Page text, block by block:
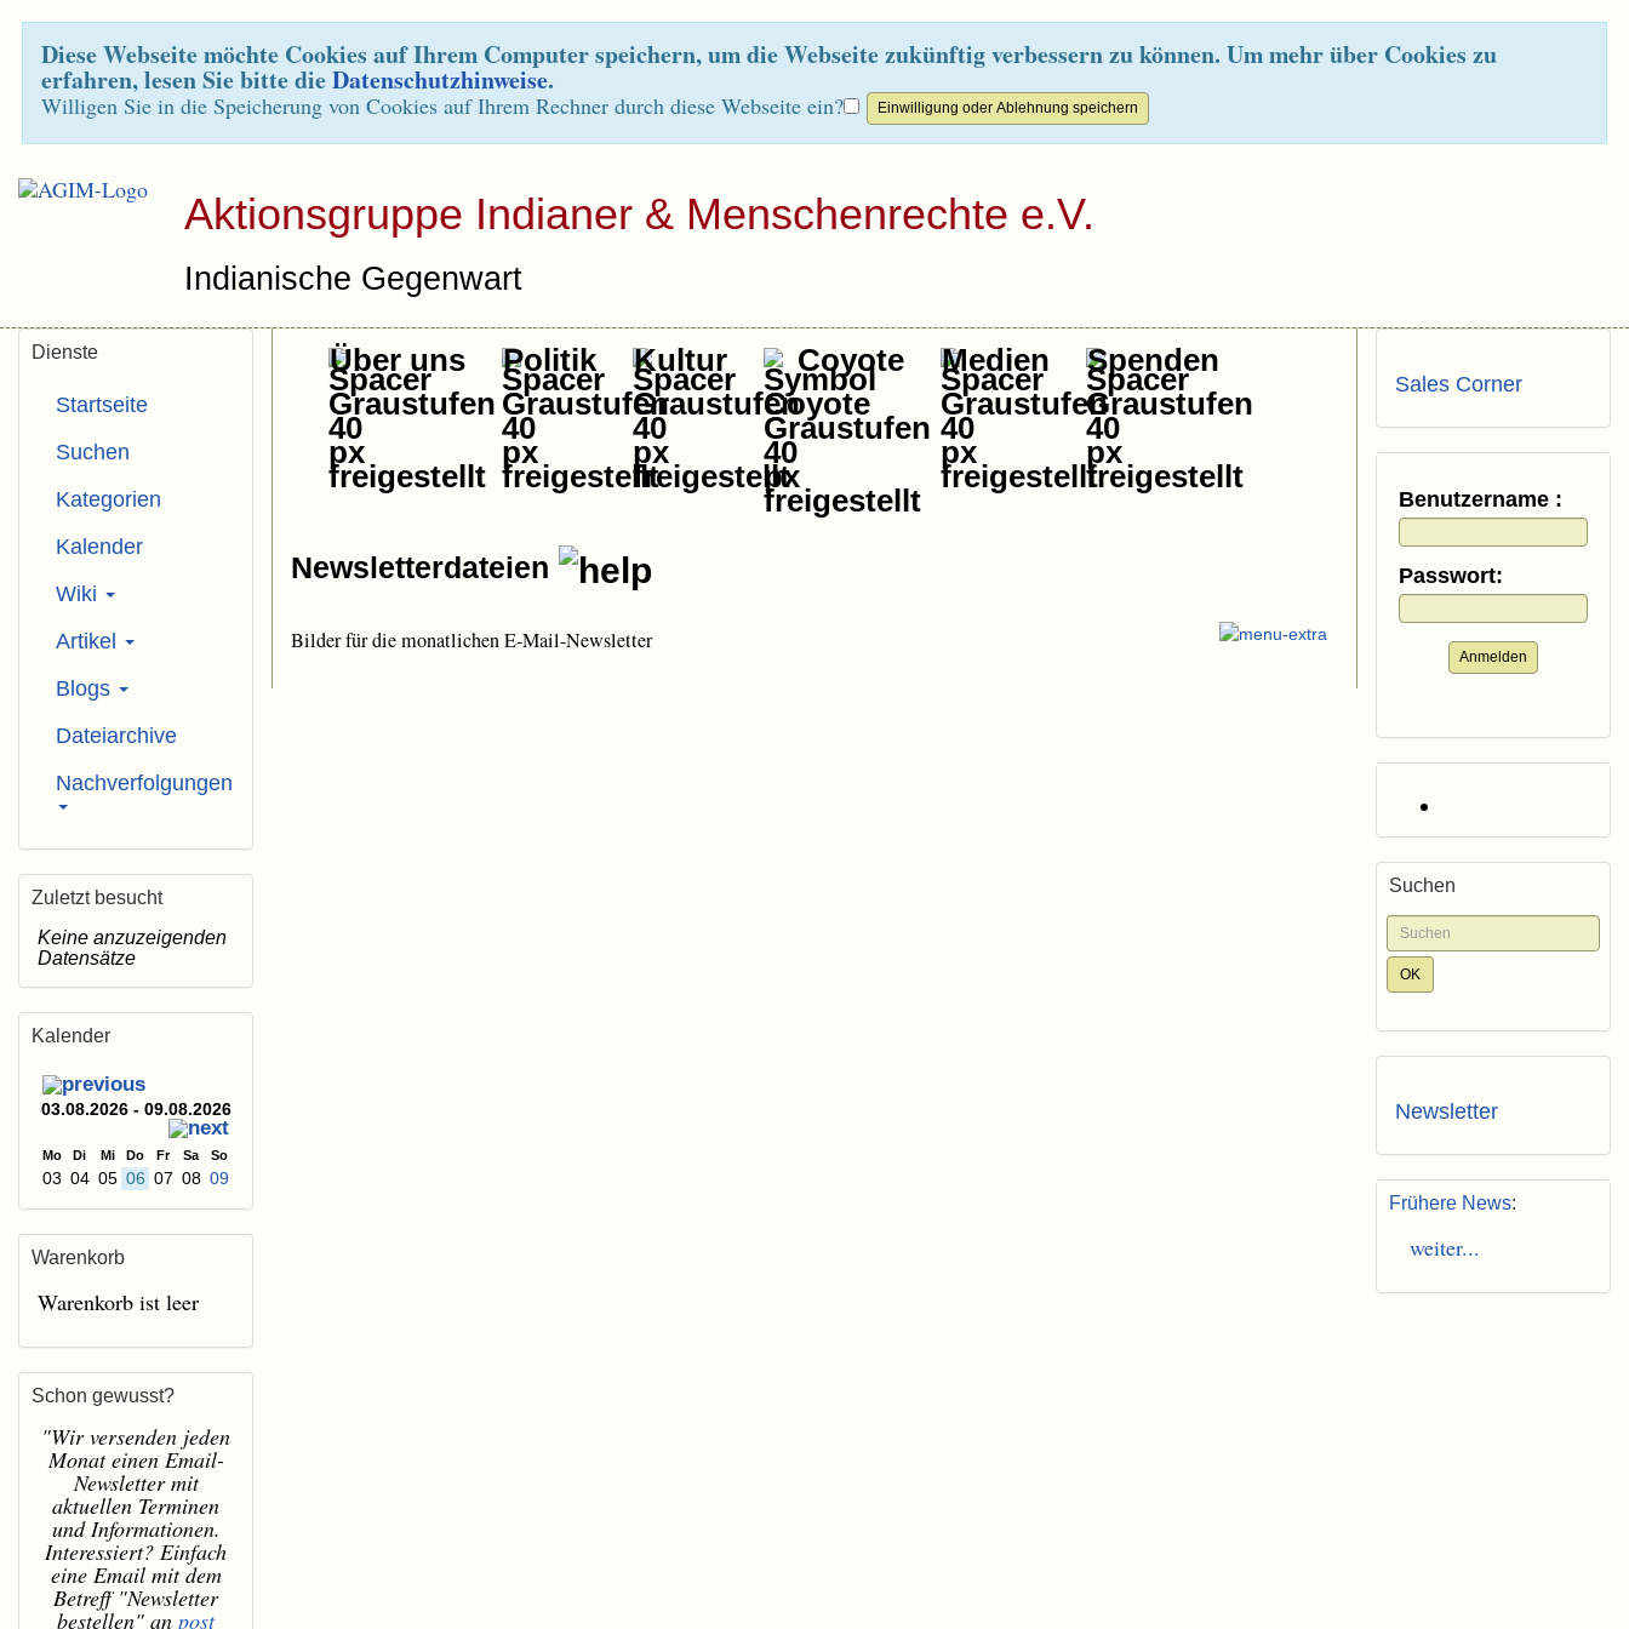
Diese Webseite möchte Cookies auf Ihrem Computer speichern, um die Webseite zukünftig verbessern zu können. Um mehr über Cookies zu
erfahren, lesen Sie bitte dieDatenschutzhinweise.
Willigen Sie in die Speicherung von Cookies auf Ihrem Rechner durch diese Webseite ein?
Aktionsgruppe Indianer & Menschenrechte e.V.
Indianische Gegenwart
Über uns Politik Kultur Coyote Medien Spenden
Newsletterdateien
Bilder für die monatlichen E-Mail-Newsletter
Dienste
Startseite
Suchen
Kategorien
Kalender
Wiki
Artikel
Blogs
Dateiarchive
Nachverfolgungen
Zuletzt besucht
Keine anzuzeigenden
Datensätze
Kalender
03.08.2026 - 09.08.2026
Mo Di Mi Do Fr Sa So
03 04 05 06 07 08 09
Warenkorb
Warenkorb ist leer
Schon gewusst?
"Wir versenden jeden
Monat einen Email-
Newsletter mit
aktuellen Terminen
und Informationen.
Interessiert? Einfach
eine Email mit dem
Betreff "Newsletter
bestellen" an post
Sales Corner
Benutzername :
Passwort:
Anmelden
Suchen
Newsletter
Frühere News:
weiter...